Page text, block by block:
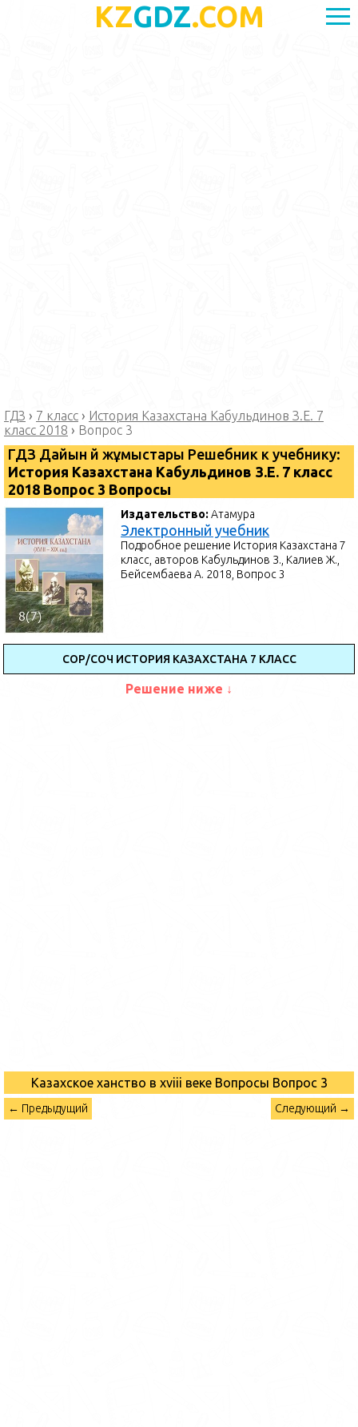
KZGDZ.COM
ГДЗ › 7 класс › История Казахстана Кабульдинов З.Е. 7
класс 2018 › Вопрос 3
ГДЗ Дайын үй жұмыстары Решебник к учебнику:
История Казахстана Кабульдинов З.Е. 7 класс
2018 Вопрос 3 Вопросы
Издательство:Атамура
Электронный учебник
Подробное решение История Казахстана 7
класс, авторов Кабульдинов З., Калиев Ж.,
Бейсембаева А. 2018, Вопрос 3
СОР/СОЧ ИСТОРИЯ КАЗАХСТАНА 7 КЛАСС
Решение ниже ↓
Казахское ханство в хviii веке Вопросы Вопрос 3
← Предыдущий Следующий →